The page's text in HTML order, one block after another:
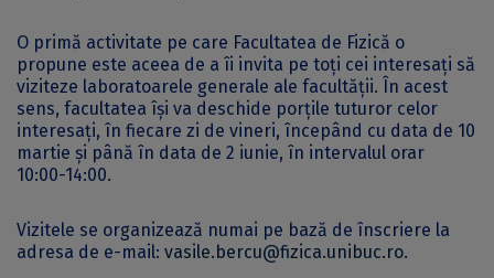
O primă activitate pe care Facultatea de Fizică o
propune este aceea de a îi invita pe toți cei interesați să
viziteze laboratoarele generale ale facultății. În acest
sens, facultatea își va deschide porțile tuturor celor
interesați, în fiecare zi de vineri, începând cu data de 10
martie și până în data de 2 iunie, în intervalul orar
10:00-14:00.
Vizitele se organizează numai pe bază de înscriere la
adresa de e-mail: vasile.bercu@fizica.unibuc.ro.